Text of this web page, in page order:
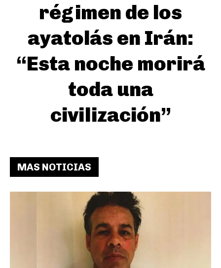
régimen de los
ayatolás en Irán:
“Esta noche morirá
toda una
civilización”
MAS NOTICIAS